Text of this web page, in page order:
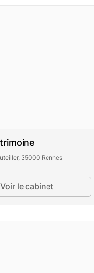
35000 Rennes
Voir le cabinet